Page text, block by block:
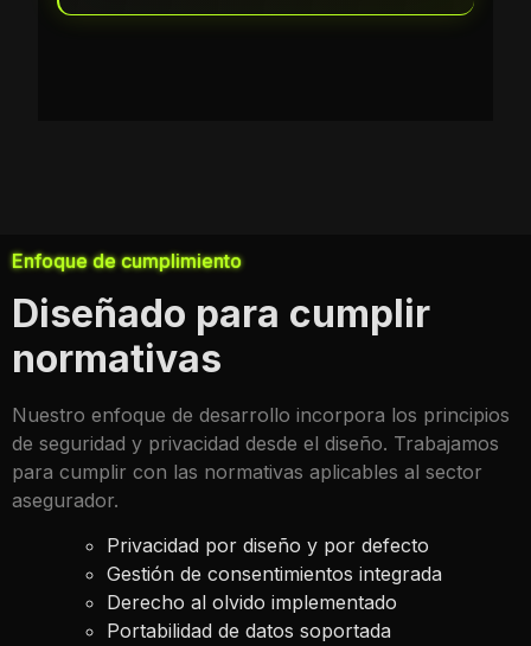
Enfoque de cumplimiento
Diseñado para cumplir
normativas
Nuestro enfoque de desarrollo incorpora los principios
de seguridad y privacidad desde el diseño. Trabajamos
para cumplir con las normativas aplicables al sector
asegurador.
Privacidad por diseño y por defecto
Gestión de consentimientos integrada
Derecho al olvido implementado
Portabilidad de datos soportada